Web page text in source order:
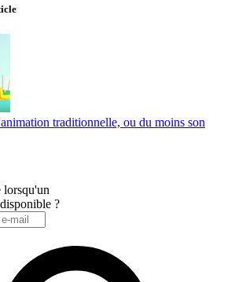
traditionnelle, ou du moins son
lorsqu'un
?